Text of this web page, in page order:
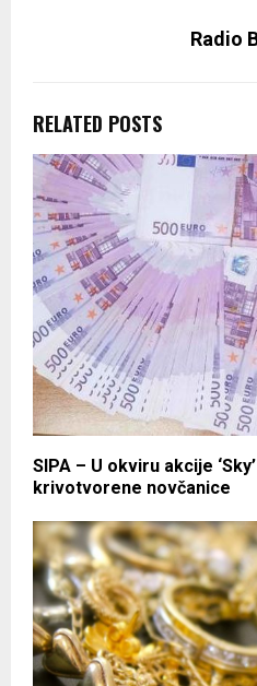
Radio
RELATED POSTS
SIPA – U okviru akcije
krivotvorene novčanice